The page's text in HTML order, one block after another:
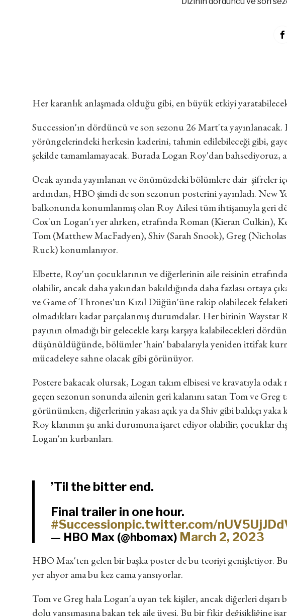
Her karanlık anlaşmada olduğu gibi, en büyük etkiyi
Succession'ın dördüncü ve son sezonu 26 Mart'ta yayınlanacak.
yörüngelerindeki herkesin kaderini, tahmin edilebileceği gibi,
şekilde tamamlamayacak. Burada Logan Roy'dan bahsediyoruz,
Ocak ayında yayınlanan ve önümüzdeki bölümlere dair şifreler
ardından, HBO şimdi de son sezonun posterini yayınladı. New
balkonunda konumlanmış olan Roy Ailesi tüm ihtişamıyla geri
Cox'un Logan'ı yer alırken, etrafında Roman (Kieran Culkin),
Tom (Matthew MacFadyen), Shiv (Sarah Snook), Greg
Ruck) konumlanıyor.
Elbette, Roy'un çocuklarının ve diğerlerinin aile reisinin
olabilir, ancak daha yakından bakıldığında daha fazlası ortaya
ve Game of Thrones'un Kızıl Düğün'üne rakip olabilecek
olmadıkları kadar parçalanmış durumdalar. Her birinin Waystar
payının olmadığı bir gelecekle karşı karşıya kalabilecekleri
düşünüldüğünde, bölümler 'hain' babalarıyla yeniden ittifak
mücadeleye sahne olacak gibi görünüyor.
Postere bakacak olursak, Logan takım elbisesi ve kravatıyla
geçen sezonun sonunda ailenin geri kalanını satan Tom ve Greg
görünümken, diğerlerinin yakası açık ya da Shiv gibi balıkçı
Roy klanının şu anki durumuna işaret ediyor olabilir; çocuklar
Logan'ın kurbanları.
’Til the bitter end.
Final trailer in one hour.
#Successionpic.twitter.com/
— HBO Max (@hbomax) March 2, 2023
HBO Max'ten gelen bir başka poster de bu teoriyi genişletiyor.
yer alıyor ama bu kez cama yansıyorlar.
Tom ve Greg hala Logan'a uyan tek kişiler, ancak diğerleri dışarı
dolu yansımasına bakan tek aile üyesi. Bu bir fikir değişikliğine